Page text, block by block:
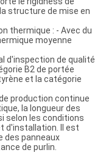
structure de mise en
thermique : - Avec du
moyenne
d'inspection de qualité
B2 de portée
et la catégorie
production continue
la longueur des
selon les conditions
d'installation. Il est
des panneaux
de purlin.